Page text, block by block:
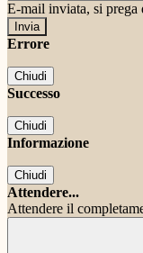
E-mail inviata, si prega
Errore
Chiudi
Successo
Chiudi
Informazione
Chiudi
Attendere...
Attendere il